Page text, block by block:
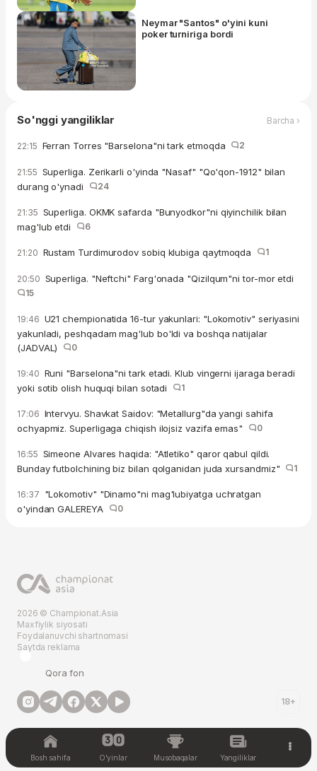
Neymar "Santos" o'yini kuni
poker turniriga bordi
So'nggi yangiliklar Barcha ›
22:15 Ferran Torres "Barselona"ni tark etmoqda 2
21:55 Superliga. Zerikarli o'yinda "Nasaf" "Qo'qon-1912" bilan
durang o'ynadi
24
21:35 Superliga. OKMK safarda "Bunyodkor"ni qiyinchilik bilan
mag'lub etdi
6
21:20 Rustam Turdimurodov sobiq klubiga qaytmoqda 1
20:50 Superliga. "Neftchi" Farg'onada "Qizilqum"ni tor-mor etdi
15
19:46 U21 chempionatida 16-tur yakunlari: "Lokomotiv" seriyasini
yakunladi, peshqadam mag'lub bo'ldi va boshqa natijalar
(JADVAL)
0
19:40 Runi "Barselona"ni tark etadi. Klub vingerni ijaraga beradi
yoki sotib olish huquqi bilan sotadi
1
17:06 Intervyu. Shavkat Saidov: "Metallurg"da yangi sahifa
ochyapmiz. Superligaga chiqish ilojsiz vazifa emas"
0
16:55 Simeone Alvares haqida: "Atletiko" qaror qabul qildi.
Bunday futbolchining biz bilan qolganidan juda xursandmiz"
1
16:37 "Lokomotiv" "Dinamo"ni mag'lubiyatga uchratgan
o'yindan GALEREYA
0
2026 © Championat.Asia
Maxfiylik siyosati
Foydalanuvchi shartnomasi
Saytda reklama
Qora fon
18+
Bosh sahifa O'yinlar Musobaqalar Yangiliklar